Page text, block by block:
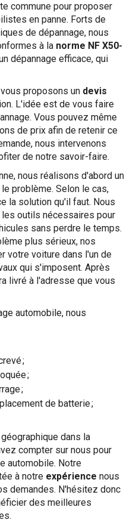
commune pour proposer
en panne. Forts de
de dépannage, nous
à la norme NF X50-
dépannage efficace, qui
proposons un devis
L'idée est de vous faire
Vous pouvez même
de prix afin de retenir ce
nous intervenons
de notre savoir-faire.
nous réalisons d'abord un
problème. Selon le cas,
la solution qu'il faut. Nous
outils nécessaires pour
sans perdre le temps.
plus sérieux, nos
votre voiture dans l'un de
qui s'imposent. Après
livré à l'adresse que vous
automobile, nous
;
;
;
de batterie ;
dans la
compter sur nous pour
automobile. Notre
à notre expérience nous
demandes. N'hésitez donc
des meilleures